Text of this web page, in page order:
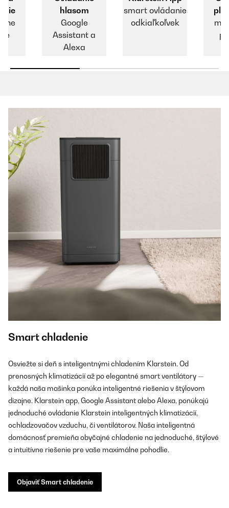
hlasom
Google
Assistant a
Alexa
smart ovládanie
odkiaľkoľvek
Smart chladenie
Osviežte si deň s inteligentnými chladením Klarstein. Od
prenosných klimatizácií až po elegantné smart ventilátory —
každá naša mašinka ponúka inteligentné riešenia v štýlovom
dizajne. Klarstein app, Google Assistant alebo Alexa, ponúkajú
jednoduché ovládanie Klarstein inteligentných klimatizácií,
ochladzovačov vzduchu, či ventilátorov. Naša inteligentná
domácnosť premieňa obyčajné chladenie na jednoduché, štýlové
a intuitívne riešenie pre vaše maximálne pohodlie.
Objaviť Smart chladenie